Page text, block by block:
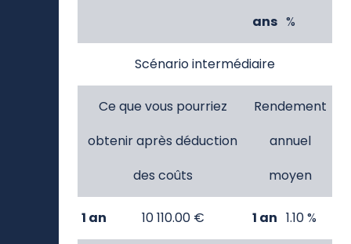
5
ans
-0.30
Scénario intermédiaire
Ce que vous pourriez
obtenir après déduction
des coûts
Rendement
annuel
moyen